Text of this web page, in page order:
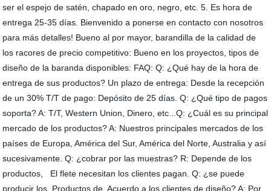
ser el espejo de satén, chapado en oro, negro, etc. 5. Es hora de
entrega 25-35 días. Bienvenido a ponerse en contacto con nosotros
para más detalles! Bueno al por mayor, barandilla de la calidad de
los racores de precio competitivo: Bueno en los proyectos, tipos de
diseño de la baranda disponibles: FAQ: Q: ¿Qué hay de la hora de
entrega de sus productos? Un plazo de entrega: Desde la recepción
de un 30% T/T de pago: Depósito de 25 días. Q: ¿Qué tipo de pagos
soporta? A: T/T, Western Union, Dinero, etc...Q: ¿Cuál es su principal
mercado de los productos? A: Nuestros principales mercados de los
países de Europa, América del Sur, América del Norte, Australia y así
sucesivamente. Q: ¿cobrar por las muestras? R: Depende de los
productos, El flete necesitan los clientes pagan. Q: ¿se puede
producir los Productos de Acuerdo a los clientes de diseño? A: Por